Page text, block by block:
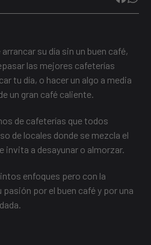
su día sin un buen café,
las mejores cafeterías
tu día, o hacer un algo a media
un gran café caliente.
de cafeterías que todos
de locales donde se mezcla el
invita a desayunar o almorzar.
enfoques pero con la
por el buen café y por una